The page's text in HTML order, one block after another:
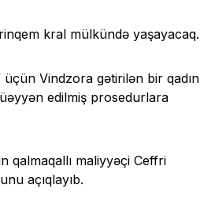
kral mülkündə yaşayacaq.
Vindzora gətirilən bir qadın
edilmiş prosedurlara
qalmaqallı maliyyəçi Ceffri
açıqlayıb.